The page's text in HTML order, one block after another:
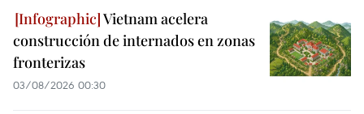
Vietnam acelera
construcción de internados en zonas
fronterizas
03/08/2026 00:30